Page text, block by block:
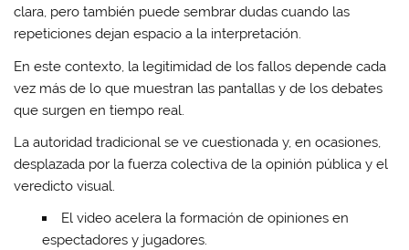
clara, pero también puede sembrar dudas cuando las
repeticiones dejan espacio a la interpretación.
En este contexto, la legitimidad de los fallos depende cada
vez más de lo que muestran las pantallas y de los debates
que surgen en tiempo real.
La autoridad tradicional se ve cuestionada y, en ocasiones,
desplazada por la fuerza colectiva de la opinión pública y el
veredicto visual.
El video acelera la formación de opiniones en
espectadores y jugadores.